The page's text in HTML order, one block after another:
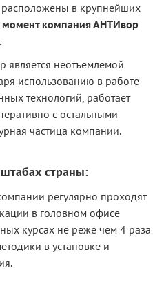
в крупнейших
компания АНТИвор
неотъемлемой
использованию в работе
технологий, работает
с остальными
частица компании.
страны:
регулярно проходят
в головном офисе
курсах не реже чем 4 раза
в установке и